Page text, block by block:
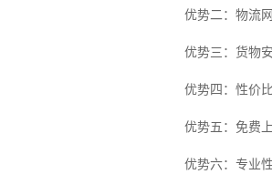
优势二：物流
优势三：货物
优势四：性价
优势五：免费
优势六：专业